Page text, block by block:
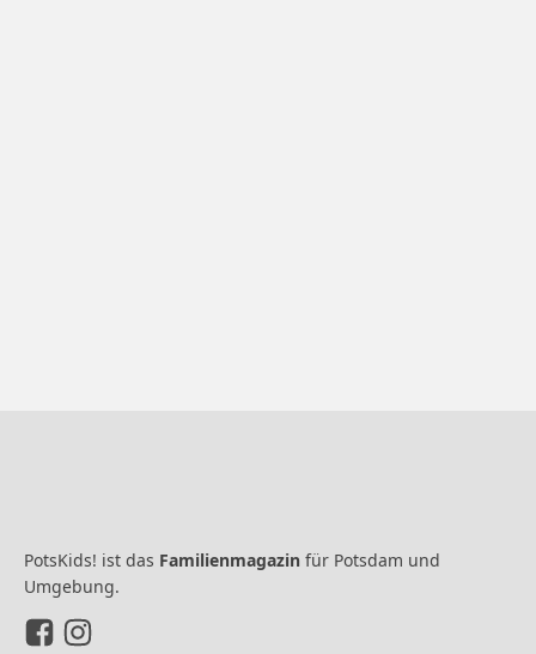
PotsKids! ist das Familienmagazin für Potsdam und
Umgebung.